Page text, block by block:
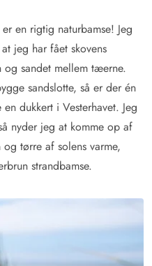
en rigtig naturbamse! Jeg
jeg har fået skovens
og sandet mellem tæerne.
sandslotte, så er der én
dukkert i Vesterhavet. Jeg
nyder jeg at komme op af
tørre af solens varme,
strandbamse.